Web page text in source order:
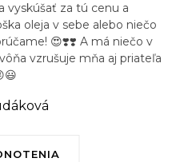
vyskúšať za tú cenu a
oleja v sebe alebo niečo
😍❣️❣️ A má niečo v
vzrušuje mňa aj priateľa